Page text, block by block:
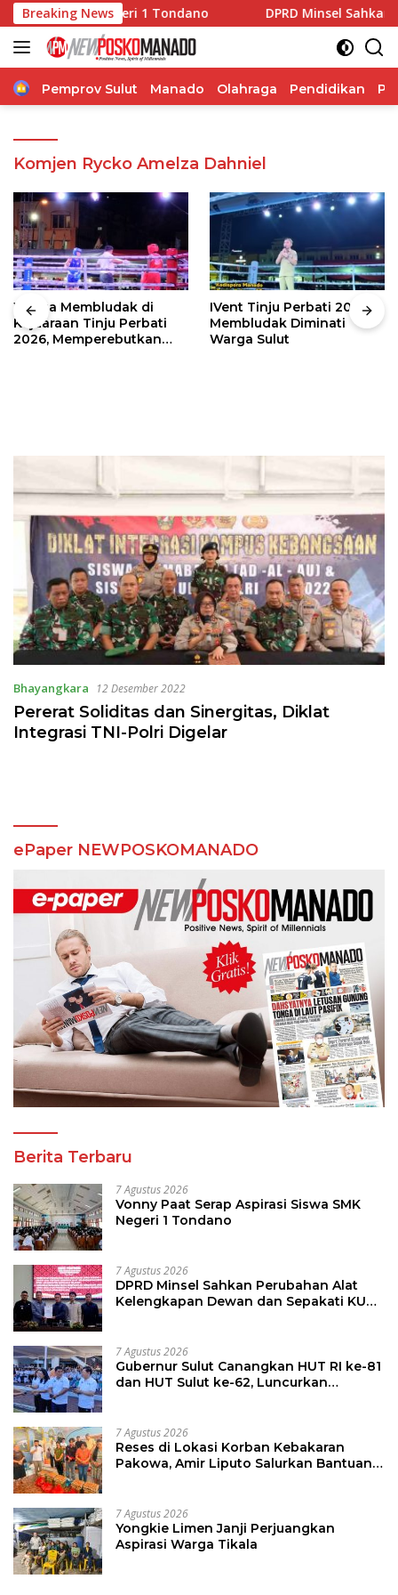
Langsung
ke
konten
Breaking News
SMK Negeri 1 Tondano DPRD Minsel Sahkan
Home
Pemprov Sulut Manado Olahraga Pendidikan
Komjen Rycko Amelza Dahniel
Warga Membludak di
Kejuaraan Tinju Perbati
2026, Memperebutkan
IVent Tinju Perbati 2026
Membludak Diminati
Warga Sulut
Bhayangkara 12 Desember 2022
Pererat Soliditas dan Sinergitas, Diklat
Integrasi TNI-Polri Digelar
ePaper NEWPOSKOMANADO
Berita Terbaru
7 Agustus 2026
Vonny Paat Serap Aspirasi Siswa SMK
Negeri 1 Tondano
7 Agustus 2026
DPRD Minsel Sahkan Perubahan Alat
Kelengkapan Dewan dan Sepakati KUA-
7 Agustus 2026
Gubernur Sulut Canangkan HUT RI ke-81
dan HUT Sulut ke-62, Luncurkan
7 Agustus 2026
Reses di Lokasi Korban Kebakaran
Pakowa, Amir Liputo Salurkan Bantuan
7 Agustus 2026
Yongkie Limen Janji Perjuangkan
Aspirasi Warga Tikala